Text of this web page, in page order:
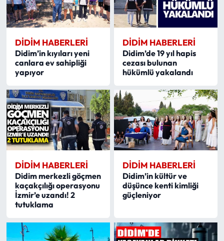
DIDIM HABERLERI
Didim’in kıyıları yeni
canlara ev sahipliği
yapıyor
DIDIM HABERLERI
Didim’de 19 yıl hapis
cezası bulunan
hükümlü yakalandı
DIDIM HABERLERI
Didim merkezli göçmen
kaçakçılığı operasyonu
İzmir’e uzandı! 2
tutuklama
DIDIM HABERLERI
Didim’in kültür ve
düşünce kenti kimliği
güçleniyor